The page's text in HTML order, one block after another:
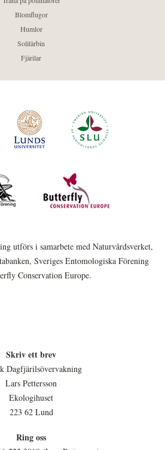
Blomflugor
Humlor
Solitärbin
Fjärilar
utförs i samarbete med Naturvårdsverket,
Sveriges Entomologiska Förening
Conservation Europe.
Skriv ett brev
Dagfjärilsövervakning
Lars Pettersson
Ekologihuset
223 62 Lund
Ring oss